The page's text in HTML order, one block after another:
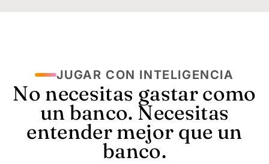
JUGAR CON INTELIGENCIA
No necesitas gastar como
un banco. Necesitas
entender mejor que un
banco.